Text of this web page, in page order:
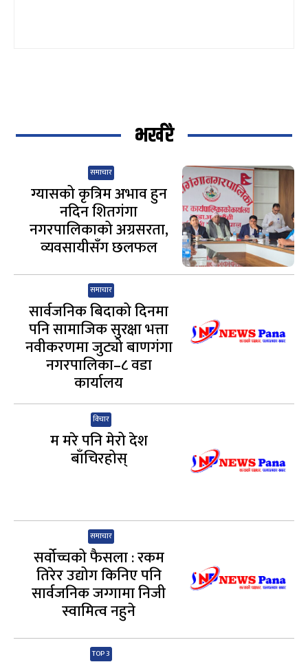
भर्खरै
समाचार
ग्यासको कृत्रिम अभाव हुन
नदिन शितगंगा
नगरपालिकाको अग्रसरता,
व्यवसायीसँग छलफल
समाचार
सार्वजनिक बिदाको दिनमा
पनि सामाजिक सुरक्षा भत्ता
नवीकरणमा जुट्यो बाणगंगा
नगरपालिका–८ वडा
कार्यालय
विचार
म मरे पनि मेरो देश
बाँचिरहोस्
समाचार
सर्वोच्चको फैसला : रकम
तिरेर उद्योग किनिए पनि
सार्वजनिक जग्गामा निजी
स्वामित्व नहुने
TOP 3